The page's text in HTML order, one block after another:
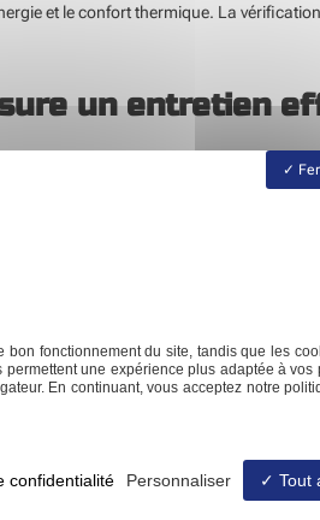
et le confort thermique. La
un entretien
des filtres reste une priorité. La
de particules nocives dans l’air
Vérifier le bon fonctionnement
d’air variable alertent sur l’urgence
une circulation de l’air fluide et sans
garantit un système toujours prêt à
fonctionnement du site, tandis que les
une expérience plus adaptée à vos
En continuant, vous acceptez notre
Tout
Personnaliser
confidentialité